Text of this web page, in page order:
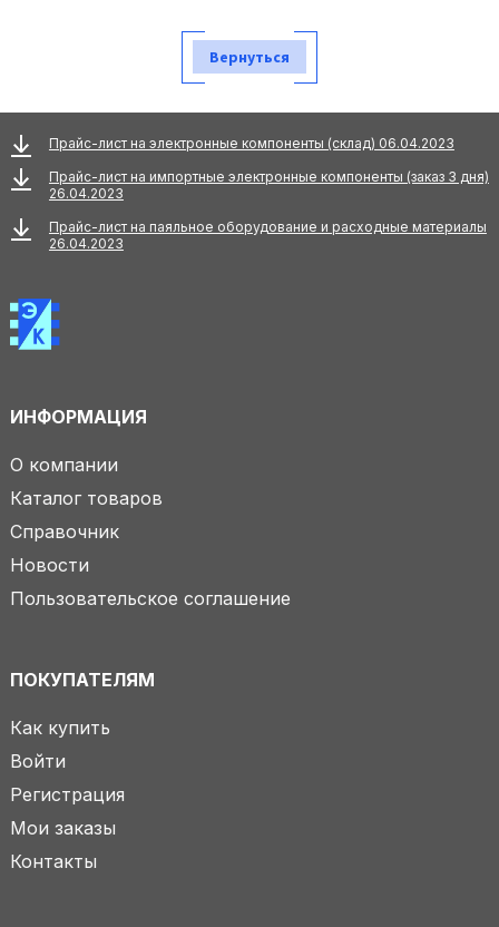
Вернуться
Прайс-лист на электронные компоненты (склад) 06.04.2023
Прайс-лист на импортные электронные компоненты (заказ 3 дня)
26.04.2023
Прайс-лист на паяльное оборудование и расходные материалы
26.04.2023
ИНФОРМАЦИЯ
О компании
Каталог товаров
Справочник
Новости
Пользовательское соглашение
ПОКУПАТЕЛЯМ
Как купить
Войти
Регистрация
Мои заказы
Контакты